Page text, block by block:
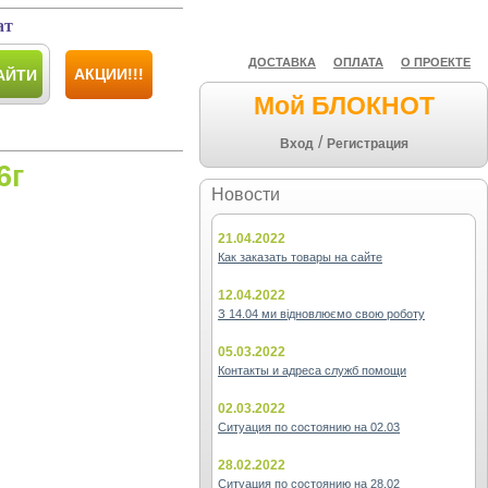
ДОСТАВКА ОПЛАТА О ПРОЕКТЕ
Мой БЛОКНОТ
Вход / Регистрация
Новости
21.04.2022
Как заказать товары на сайте
12.04.2022
З 14.04 ми відновлюємо свою роботу
05.03.2022
Контакты и адреса служб помощи
02.03.2022
Ситуация по состоянию на 02.03
28.02.2022
Ситуация по состоянию на 28.02
АКЦИИ!!!